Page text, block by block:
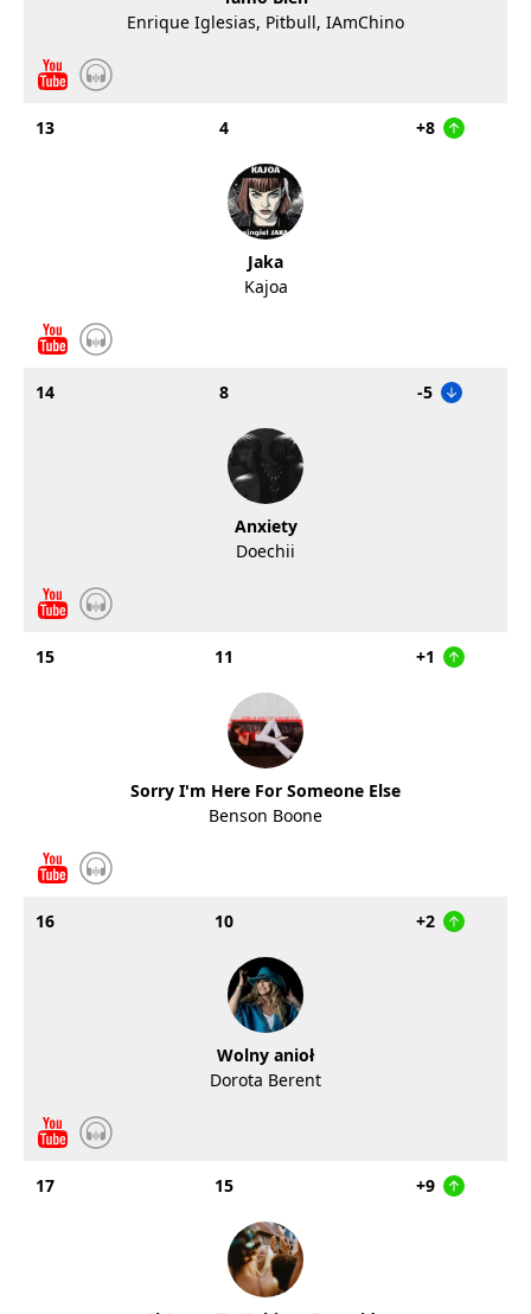
Enrique Iglesias, Pitbull, IAmChino
13 4 +8
Jaka
Kajoa
14 8 -5
Anxiety
Doechii
15 11 +1
Sorry I'm Here For Someone Else
Benson Boone
16 10 +2
Wolny anioł
Dorota Berent
17 15 +9